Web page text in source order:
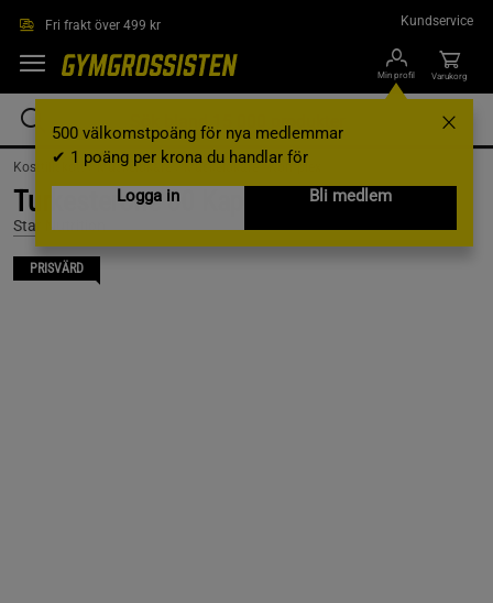
Fri frakt över 499 kr Kundservice
Min profil
500 välkomstpoäng för nya medlemmar
✔ 1 poäng per krona du handlar för
Logga in
Bli medlem
Varukorg
Kosttillskott /Muskelökare / Muskelökare - Komplex
Turkesterone 60 Kapslar
Star Nutrition
PRISVÄRD